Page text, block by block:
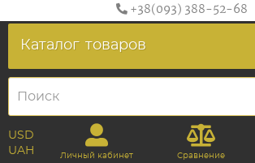
+38(093) 388-52-68
Каталог товаров
USD
UAH
Личный кабинет Сравнение